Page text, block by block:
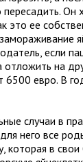
пересадить. Он
это ее
если
на
6500 евро. В
случаи в
него все
которая в